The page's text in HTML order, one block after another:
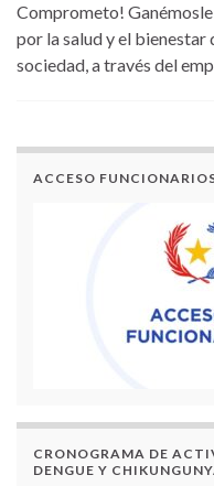
Comprometo!
por la salud y el bienestar
sociedad, a través del
ACCESO
CRONOGRAMA DE
DENGUE Y